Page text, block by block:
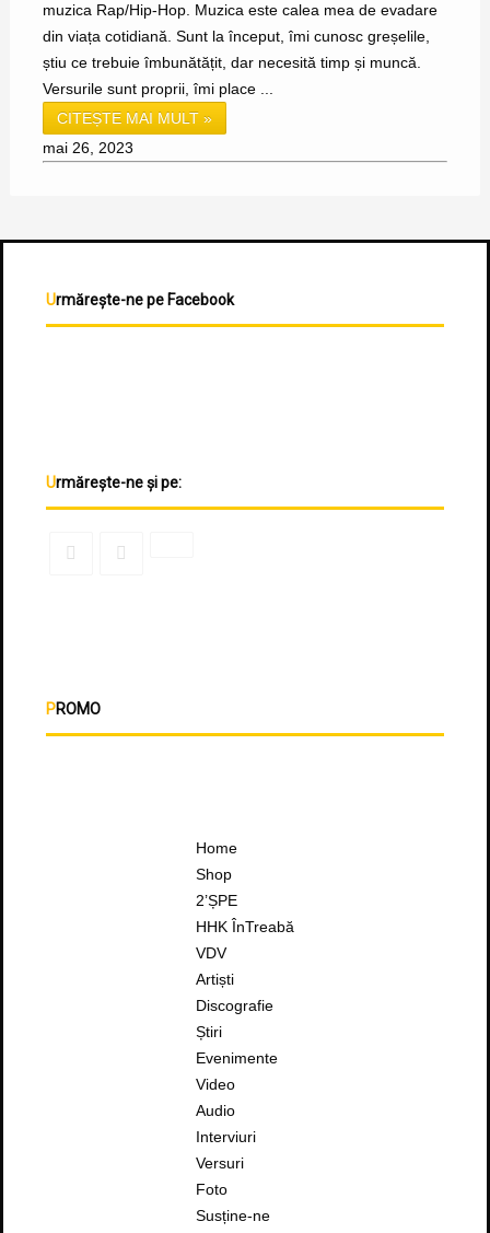
muzica Rap/Hip-Hop. Muzica este calea mea de evadare
din viața cotidiană. Sunt la început, îmi cunosc greșelile,
știu ce trebuie îmbunătățit, dar necesită timp și muncă.
Versurile sunt proprii, îmi place ...
CITEȘTE MAI MULT »
mai 26, 2023
Urmărește-ne pe Facebook
Urmărește-ne și pe:
PROMO
Home
Shop
2’ȘPE
HHK ÎnTreabă
VDV
Artiști
Discografie
Știri
Evenimente
Video
Audio
Interviuri
Versuri
Foto
Susține-ne